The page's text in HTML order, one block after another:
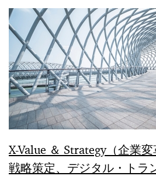
X-Value ＆ Strategy（企業
戦略策定、デジタル・トラ